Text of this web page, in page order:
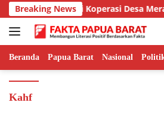
Langsung
ke
konten
Breaking NewsAmbisi Koperasi Desa
Beranda Papua Barat Nasional
Kahf